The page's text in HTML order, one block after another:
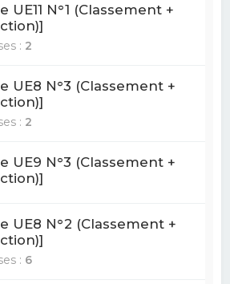
UE11 N°1 (Classement +
: 2
UE8 N°3 (Classement +
: 2
UE9 N°3 (Classement +
UE8 N°2 (Classement +
: 6